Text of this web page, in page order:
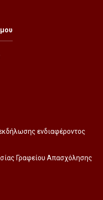
ενδιαφέροντος
Γραφείου Απασχόλησης